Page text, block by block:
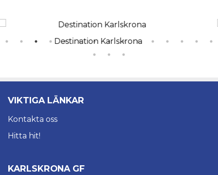
Sparbanken
VIKTIGA LÄNKAR
Kontakta oss
Hitta hit!
KARLSKRONA GF